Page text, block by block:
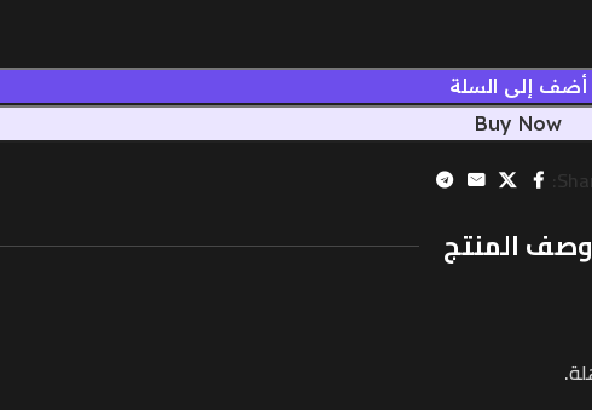
أضف إلى السلة
Buy Now
وصف المنتج